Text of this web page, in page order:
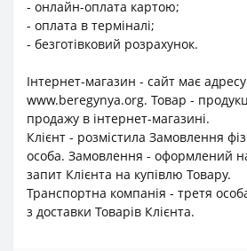
- онлайн-оплата картою;
- оплата в терміналі;
- безготівковий розрахунок.
Інтернет-магазин - сайт має
www.beregynya.org. Товар -
продажу в інтернет-магазині.
Клієнт - розмістила Замовлення
особа. Замовлення - оформлений
запит Клієнта на купівлю Товару.
Транспортна компанія - третя
з доставки Товарів Клієнта.